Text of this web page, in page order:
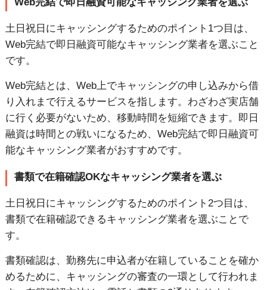
土日祝日にキャッシングするためのポイント1つ目は、
Web完結で即日融資可能なキャッシング業者を選ぶこと
です。
Web完結とは、Web上でキャッシングの申し込みから借
り入れまで行えるサービスを指します。わざわざ実店舗
に行く必要がないため、移動時間を短縮できます。即日
融資は時間との戦いになるため、Web完結で即日融資可
能なキャッシング業者がおすすめです。
書類で在籍確認OKなキャッシング業者を選ぶ
土日祝日にキャッシングするためのポイント2つ目は、
書類で在籍確認できるキャッシング業者を選ぶことで
す。
書類確認は、勤務先に申込者が在籍していることを確か
めるために、キャッシングの審査の一環として行われま